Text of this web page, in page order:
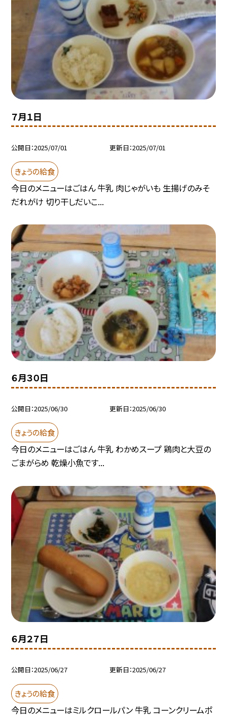
７月１日
公開日 2025/07/01 更新日 2025/07/01
きょうの給食
今日のメニューはごはん 牛乳 肉じゃがいも 生揚げのみそ
だれがけ 切り干しだいこ...
６月３０日
公開日 2025/06/30 更新日 2025/06/30
きょうの給食
今日のメニューはごはん 牛乳 わかめスープ 鶏肉と大豆の
ごまがらめ 乾燥小魚です...
６月２７日
公開日 2025/06/27 更新日 2025/06/27
きょうの給食
今日のメニューはミルクロールパン 牛乳 コーンクリームポ